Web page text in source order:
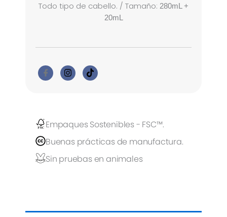
Todo tipo de cabello. / Tamaño: 280mL +
20mL
Empaques Sostenibles - FSC™.
Buenas prácticas de manufactura.
Sin pruebas en animales